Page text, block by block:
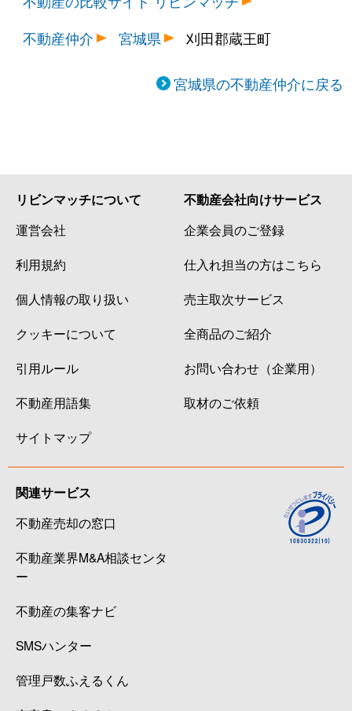
不動産仲介
宮城県 刈田郡蔵王町
宮城県の不動産仲介に戻る
リビンマッチについて
運営会社
利用規約
個人情報の取り扱い
クッキーについて
引用ルール
不動産用語集
サイトマップ
不動産会社向けサービス
企業会員のご登録
仕入れ担当の方はこちら
売主取次サービス
全商品のご紹介
お問い合わせ（企業用）
取材のご依頼
関連サービス
不動産売却の窓口
不動産業界M&A相談センタ
ー
不動産の集客ナビ
SMSハンター
管理戸数ふえるくん